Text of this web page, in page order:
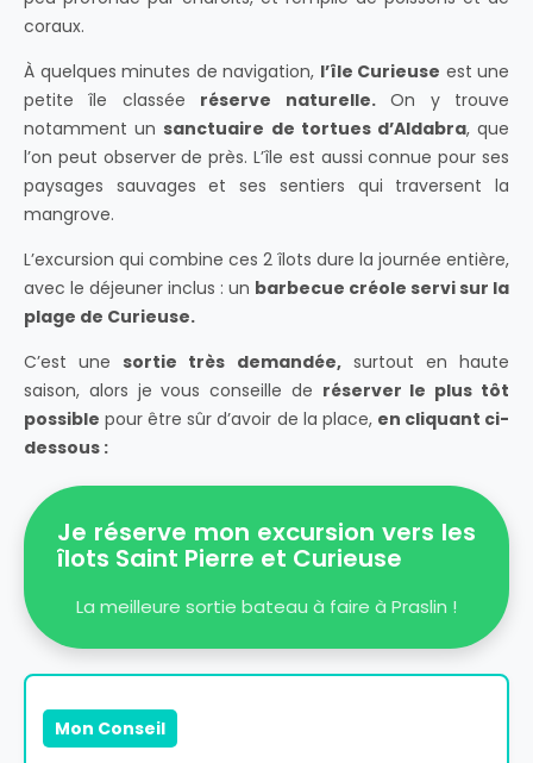
coraux.
À quelques minutes de navigation, l’île Curieuse est une
petite île classée réserve naturelle.On y trouve
notamment unsanctuaire de tortues d’Aldabra, que
l’on peut observer de près. L’île est aussi connue pour ses
paysages sauvages et ses sentiers qui traversent la
mangrove.
L’excursion qui combine ces 2 îlots dure la journée entière,
avec le déjeuner inclus : un barbecue créole servi sur la
plage de Curieuse.
C’est unesortie très demandée,surtout en haute
saison, alors je vous conseille de réserver le plus tôt
possible pour être sûr d’avoir de la place, en cliquant ci-
dessous :
Je réserve mon excursion vers les
îlots Saint Pierre et Curieuse
La meilleure sortie bateau à faire à Praslin !
Mon Conseil